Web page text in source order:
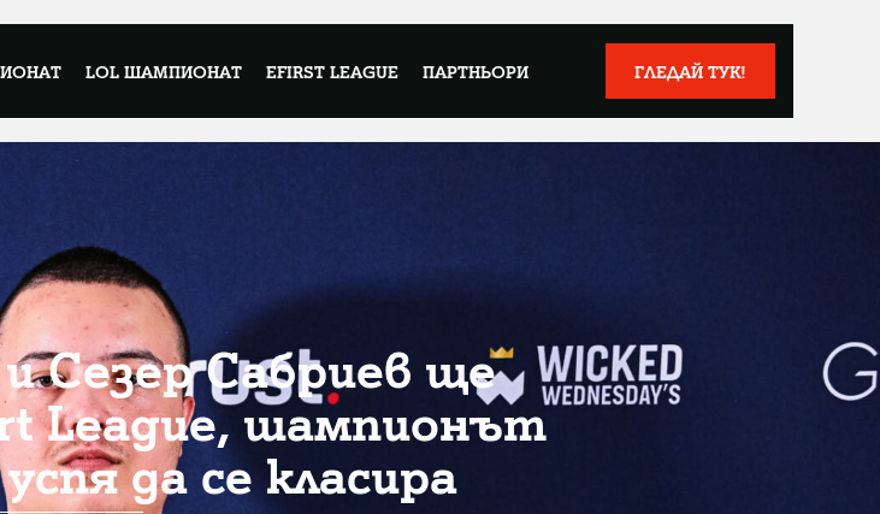
LOL ШАМПИОНАТ EFIRST LEAGUE ПАРТНЬОРИ ГЛЕДАЙ ТУК!
Сезер Сабриев ще
League, шампионът
да се класира